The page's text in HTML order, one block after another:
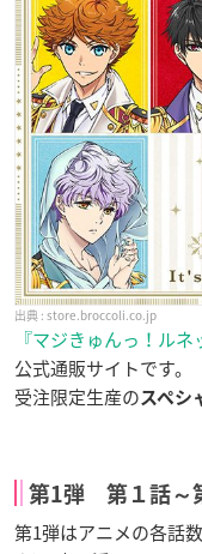
store.broccoli.co.jp
『マジきゅんっ！ルネ
公式通販サイトです。
受注限定生産の スペシ
第1弾 第１話～
第1弾はアニメの各話